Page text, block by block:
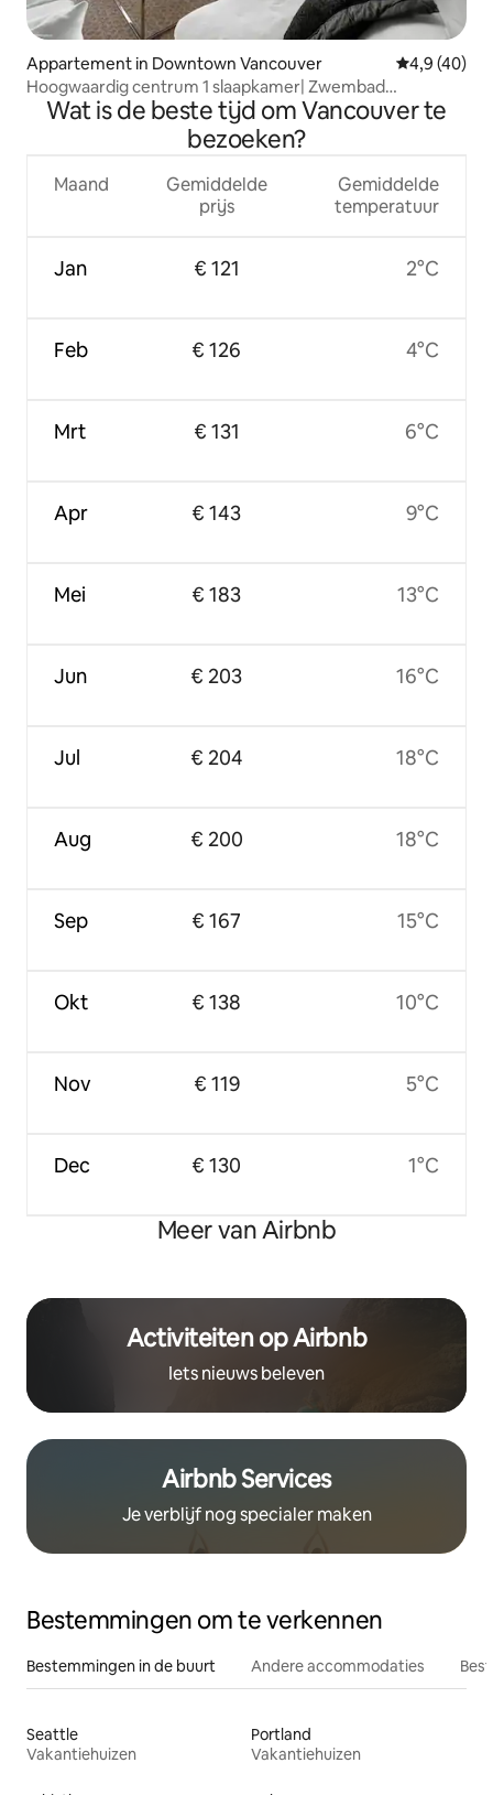
Appartement in Downtown Vancouver
4,9 (40)
Hoogwaardig centrum 1 slaapkamer| Zwembad
fitnessruimte | Stadionwijk
Wat is de beste tijd om Vancouver te
bezoeken?
Maand
Jan
Feb
Mrt
Apr
Mei
Jun
Jul
Aug
Sep
Okt
Nov
Dec
Gemiddelde
prijs
€ 121
€ 126
€ 131
€ 143
€ 183
€ 203
€ 204
€ 200
€ 167
€ 138
€ 119
€ 130
Gemiddelde
temperatuur
2°C
4°C
6°C
9°C
13°C
16°C
18°C
18°C
15°C
10°C
5°C
1°C
Meer van Airbnb
Activiteiten op Airbnb
Iets nieuws beleven
Airbnb Services
Je verblijf nog specialer maken
Bestemmingen om te verkennen
Bestemmingen in de buurt Andere accommodaties
Seattle
Vakantiehuizen
Portland
Vakantiehuizen